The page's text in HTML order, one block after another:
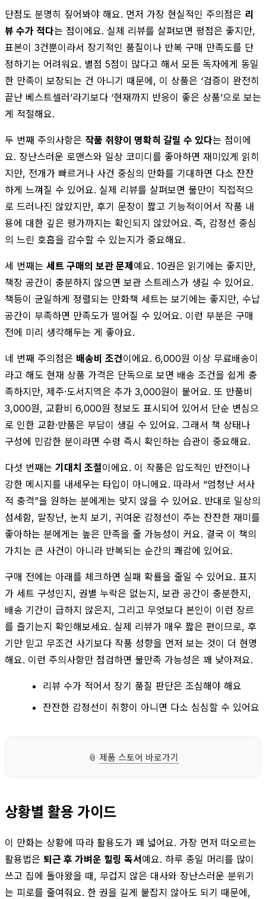
단점도 분명히 짚어봐야 해요. 먼저 가장 현실적인 주의점은 리
뷰 수가 적다는 점이에요. 실제 리뷰를 살펴보면 평점은 좋지만,
표본이 3건뿐이라서 장기적인 품질이나 반복 구매 만족도를 단
정하기는 어려워요. 별점 5점이 많다고 해서 모든 독자에게 동일
한 만족이 보장되는 건 아니기 때문에, 이 상품은 ‘검증이 완전히
끝난 베스트셀러’라기보다 ‘현재까지 반응이 좋은 상품’으로 보는
게 적절해요.
두 번째 주의사항은 작품 취향이 명확히 갈릴 수 있다는 점이에
요. 장난스러운 로맨스와 일상 코미디를 좋아하면 재미있게 읽히
지만, 전개가 빠르거나 사건 중심의 만화를 기대하면 다소 잔잔
하게 느껴질 수 있어요. 실제 리뷰를 살펴보면 불만이 직접적으
로 드러나진 않았지만, 후기 문장이 짧고 기능적이어서 작품 내
용에 대한 깊은 평가까지는 확인되지 않았어요. 즉, 감정선 중심
의 느린 호흡을 감수할 수 있는지가 중요해요.
세 번째는 세트 구매의 보관 문제예요. 10권은 읽기에는 좋지만,
책장 공간이 충분하지 않으면 보관 스트레스가 생길 수 있어요.
책등이 균일하게 정렬되는 만화책 세트는 보기에는 좋지만, 수납
공간이 부족하면 만족도가 떨어질 수 있어요. 이런 부분은 구매
전에 미리 생각해두는 게 좋아요.
네 번째 주의점은 배송비 조건이에요. 6,000원 이상 무료배송이
라고 해도 현재 상품 가격은 단독으로 보면 배송 조건을 쉽게 충
족하지만, 제주·도서지역은 추가 3,000원이 붙어요. 또 반품비
3,000원, 교환비 6,000원 정보도 표시되어 있어서 단순 변심으
로 인한 교환·반품은 부담이 생길 수 있어요. 그래서 책 상태나
구성에 민감한 분이라면 수령 즉시 확인하는 습관이 중요해요.
다섯 번째는 기대치 조절이에요. 이 작품은 압도적인 반전이나
강한 메시지를 내세우는 타입이 아니에요. 따라서 “엄청난 서사
적 충격”을 원하는 분에게는 맞지 않을 수 있어요. 반대로 일상의
섬세함, 말장난, 눈치 보기, 귀여운 감정선이 주는 잔잔한 재미를
좋아하는 분에게는 높은 만족을 줄 가능성이 커요. 결국 이 책의
가치는 큰 사건이 아니라 반복되는 순간의 쾌감에 있어요.
구매 전에는 아래를 체크하면 실패 확률을 줄일 수 있어요. 표지
가 세트 구성인지, 권별 누락은 없는지, 보관 공간이 충분한지,
배송 기간이 급하지 않은지, 그리고 무엇보다 본인이 이런 장르
를 즐기는지 확인해보세요. 실제 리뷰가 매우 짧은 편이므로, 후
기만 믿고 무조건 사기보다 작품 성향을 먼저 보는 것이 더 현명
해요. 이런 주의사항만 점검하면 불만족 가능성은 꽤 낮아져요.
리뷰 수가 적어서 장기 품질 판단은 조심해야 해요
잔잔한 감정선이 취향이 아니면 다소 심심할 수 있어요
📎 제품 스토어 바로가기
상황별 활용 가이드
이 만화는 상황에 따라 활용도가 꽤 넓어요. 가장 먼저 떠오르는
활용법은 퇴근 후 가벼운 힐링 독서예요. 하루 종일 머리를 많이
쓰고 집에 돌아왔을 때, 무겁지 않은 대사와 장난스러운 분위기
는 피로를 줄여줘요. 한 권을 길게 붙잡지 않아도 되기 때문에,